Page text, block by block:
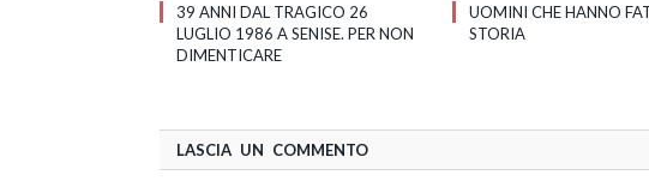
39 ANNI DAL TRAGICO 26
LUGLIO 1986 A SENISE. PER NON
DIMENTICARE
UOMINI CHE HANNO
STORIA
LASCIA UN COMMENTO